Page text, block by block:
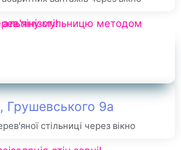
9а
стільниці через вікно